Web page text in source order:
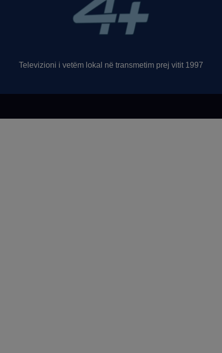
Televizioni i vetëm lokal në transmetim prej vitit 1997